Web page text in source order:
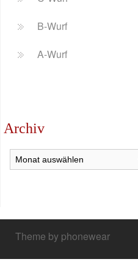
B-Wurf
A-Wurf
Archiv
Archiv
Theme by phonewear